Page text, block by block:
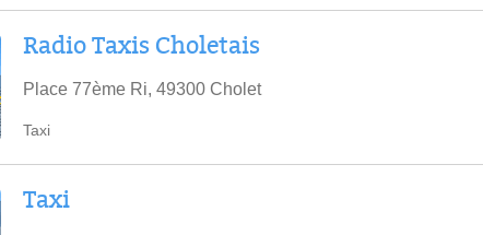
Radio Taxis Choletais
Place 77ème Ri, 49300 Cholet
Taxi
Taxi